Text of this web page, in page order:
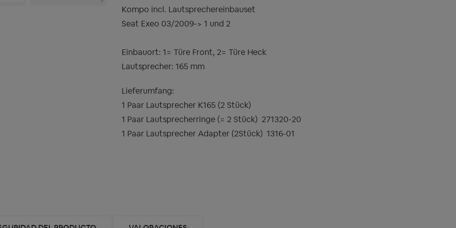
Kompo incl. Lautsprechereinbauset
Seat Exeo 03/2009-> 1 und 2
Einbauort: 1= Türe Front, 2= Türe Heck
Lautsprecher: 165 mm
Lieferumfang:
1 Paar Lautsprecher K165 (2 Stück)
1 Paar Lautsprecherringe (= 2 Stück) 271320-20
1 Paar Lautsprecher Adapter (2Stück) 1316-01